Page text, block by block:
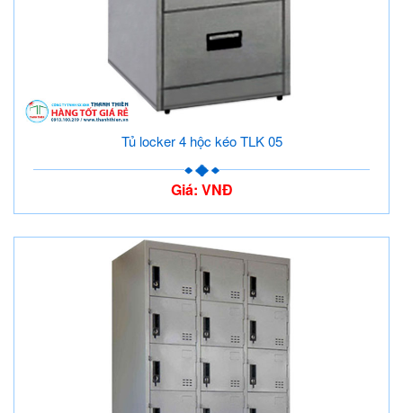
Tủ locker 4 hộc kéo TLK 05
Giá: VNĐ